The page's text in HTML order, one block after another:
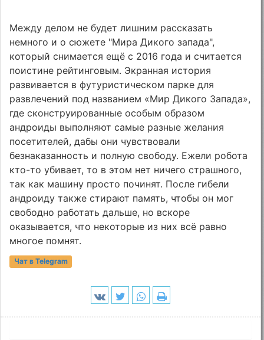
Между делом не будет лишним рассказать
немного и о сюжете "Мира Дикого запада",
который снимается ещё с 2016 года и считается
поистине рейтинговым. Экранная история
развивается в футуристическом парке для
развлечений под названием «Мир Дикого Запада»,
где сконструированные особым образом
андроиды выполняют самые разные желания
посетителей, дабы они чувствовали
безнаказанность и полную свободу. Ежели робота
кто-то убивает, то в этом нет ничего страшного,
так как машину просто починят. После гибели
андроиду также стирают память, чтобы он мог
свободно работать дальше, но вскоре
оказывается, что некоторые из них всё равно
многое помнят.
Чат в Telegram